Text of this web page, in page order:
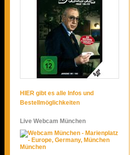
HIER gibt es alle Infos und
Bestellmöglichkeiten
Live Webcam München
München